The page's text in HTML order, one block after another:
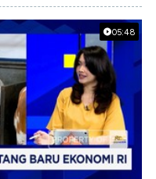
05:48